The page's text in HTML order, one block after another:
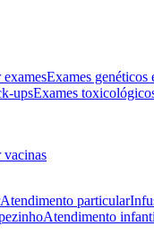
examesExames genéticos
upsExames
vacinas
Atendimento particular
Atendimento